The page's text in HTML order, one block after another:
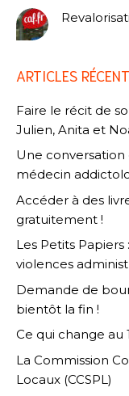
ARTICLES
Faire le récit de
Julien, Anita et
Une
médecin
Accéder à des
gratuitement !
Les Petits
violences
Demande de
bientôt la fin !
Ce qui change au
La Commission
Locaux (CCSPL)